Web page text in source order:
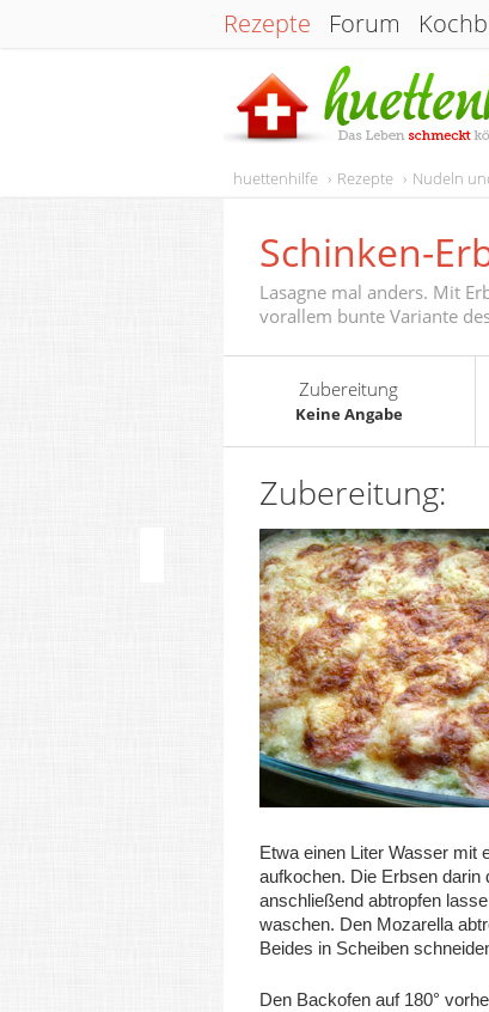
Rezepte Forum
huettenhilfe Rezepte Nudeln
Schinken-
Lasagne mal anders. Mit
vorallem bunte Variante
Zubereitung
Keine Angabe
Zubereitung:
Etwa einen Liter Wasser mit
aufkochen. Die Erbsen darin
anschließend abtropfen
waschen. Den Mozarella
Beides in Scheiben
Den Backofen auf 180°